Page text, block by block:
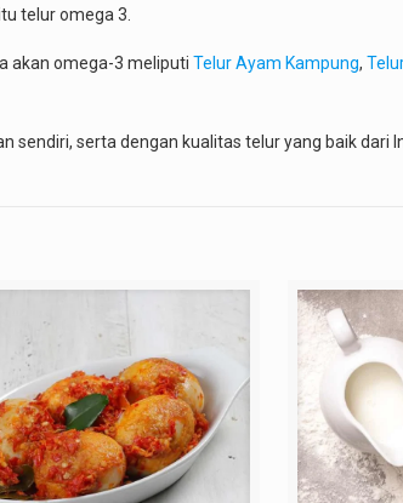
telur omega 3.
akan omega-3 meliputi Telur Ayam Kampung,
serta dengan kualitas telur yang baik dari